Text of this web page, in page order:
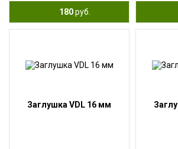
180руб.
Заглушка VDL 16 мм